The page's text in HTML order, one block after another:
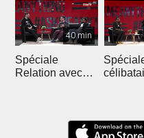
40 min
Spéciale
Relation avec